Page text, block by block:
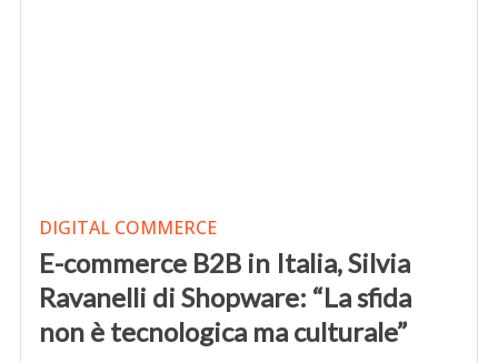
DIGITAL COMMERCE
E-commerce B2B in Italia, Silvia
Ravanelli di Shopware: “La sfida
non è tecnologica ma culturale”